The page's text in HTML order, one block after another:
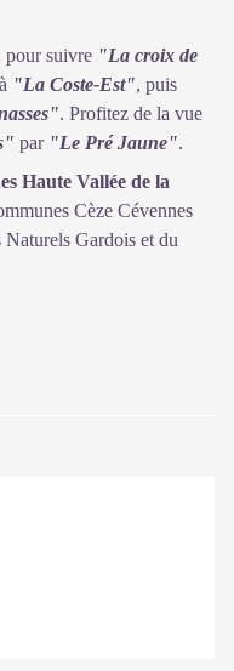
pour suivre "La croix de
"La Coste-Est", puis
. Profitez de la vue
par "Le Pré Jaune".
Haute Vallée de la
Cèze Cévennes
Naturels Gardois et du